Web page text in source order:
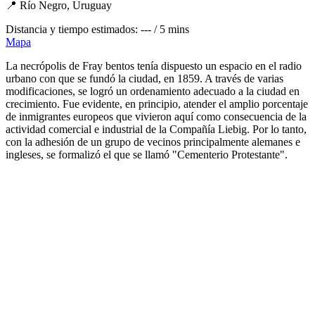
📍 Río Negro, Uruguay
Distancia y tiempo estimados: --- / 5 mins
Mapa
La necrópolis de Fray bentos tenía dispuesto un espacio en el radio
urbano con que se fundó la ciudad, en 1859. A través de varias
modificaciones, se logró un ordenamiento adecuado a la ciudad en
crecimiento. Fue evidente, en principio, atender el amplio porcentaje
de inmigrantes europeos que vivieron aquí como consecuencia de la
actividad comercial e industrial de la Compañía Liebig. Por lo tanto,
con la adhesión de un grupo de vecinos principalmente alemanes e
ingleses, se formalizó el que se llamó "Cementerio Protestante".